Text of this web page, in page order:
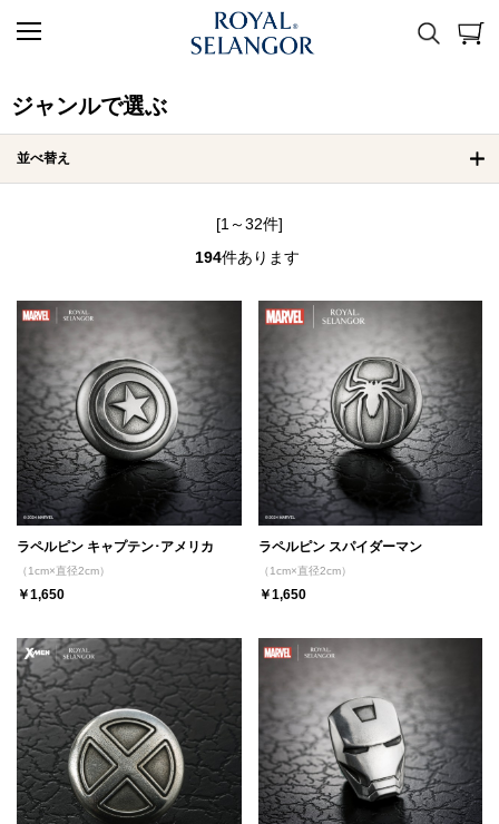
ジャンルで選ぶ
並べ替え
[1～32件]
194件あります
ラペルピン キャプテン･アメリカ
（1cm×直径2cm）
￥1,650
ラペルピン スパイダーマン
（1cm×直径2cm）
￥1,650